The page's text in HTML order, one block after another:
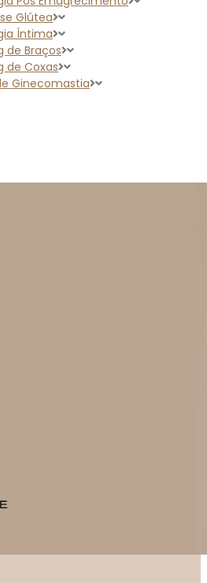
Glútea
Íntima
de Braços
de Coxas
Ginecomastia